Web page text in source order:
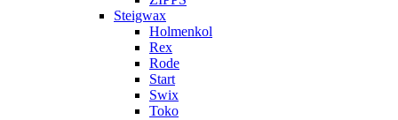
Steigwax
Holmenkol
Rex
Rode
Start
Swix
Toko